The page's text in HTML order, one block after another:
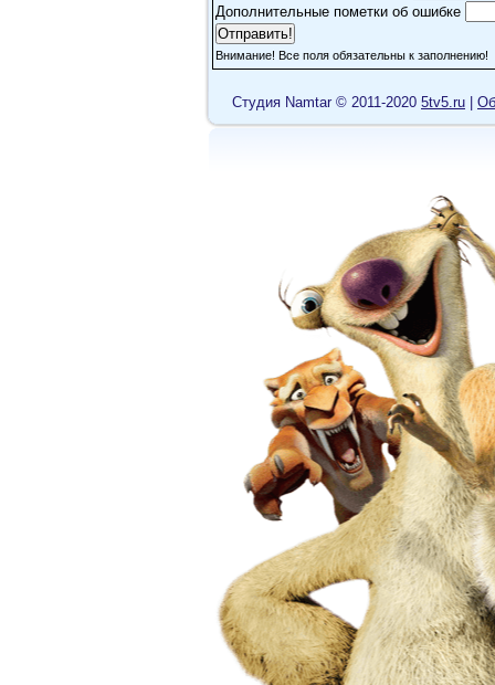
Дополнительные пометки об ошибке
Внимание! Все поля обязательны к заполнению!
Cтудия Namtar © 2011-2020 5tv5.ru